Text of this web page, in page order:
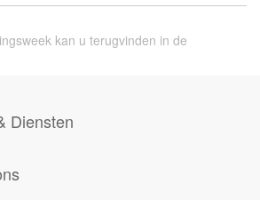
kan u terugvinden in de
Diensten